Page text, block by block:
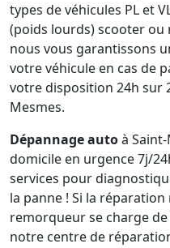
types de véhicules PL et
(poids lourds) scooter ou
nous vous garantissons
votre véhicule en cas de
votre disposition 24h sur
Mesmes.
Dépannage autoà
domicile en urgence 7j/
services pour
la panne ! Si la
remorqueur se charge
notre centre de